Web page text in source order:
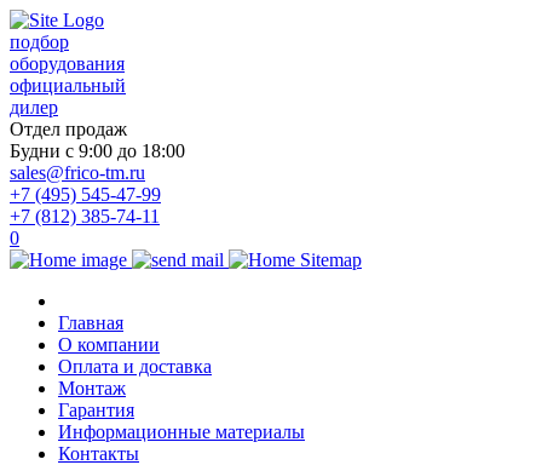
подбор
оборудования
официальный
дилер
Отдел продаж
Будни с 9:00 до 18:00
sales@frico-tm.ru
+7 (495) 545-47-99
+7 (812) 385-74-11
0
Главная
О компании
Оплата и доставка
Монтаж
Гарантия
Информационные материалы
Контакты